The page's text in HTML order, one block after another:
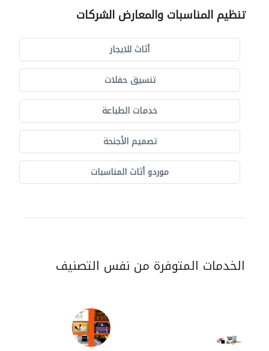
تنظيم المناسبات والمعارض الشركات
أثاث للايجار
تنسيق حفلات
خدمات الطباعة
تصميم الأجنحة
موردو أثاث المناسبات
الخدمات المتوفرة من نفس التصنيف